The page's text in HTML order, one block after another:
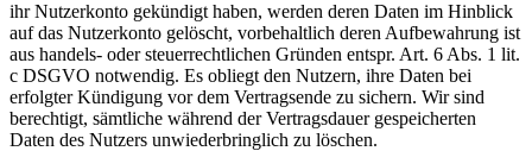
ihr Nutzerkonto gekündigt haben, werden deren Daten im Hinblick
auf das Nutzerkonto gelöscht, vorbehaltlich deren Aufbewahrung ist
aus handels- oder steuerrechtlichen Gründen entspr. Art. 6 Abs. 1 lit.
c DSGVO notwendig. Es obliegt den Nutzern, ihre Daten bei
erfolgter Kündigung vor dem Vertragsende zu sichern. Wir sind
berechtigt, sämtliche während der Vertragsdauer gespeicherten
Daten des Nutzers unwiederbringlich zu löschen.